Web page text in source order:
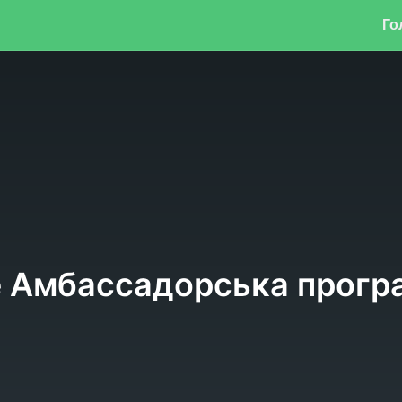
Амбассадорська